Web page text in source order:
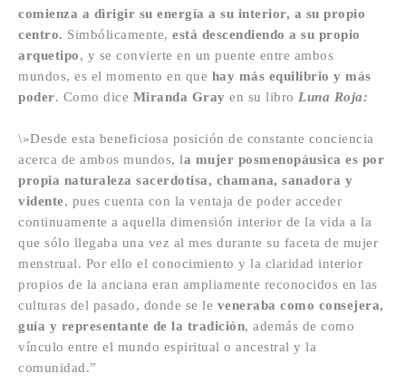
comienza a dirigir su energía a su interior, a su propio
centro. Simbólicamente, está descendiendo a su propio
arquetipo, y se convierte en un puente entre ambos
mundos, es el momento en que hay más equilibrio y más
poder. Como dice Miranda Gray en su libro Luna Roja:
\»Desde esta beneficiosa posición de constante conciencia
acerca de ambos mundos, la mujer posmenopáusica es por
propia naturaleza sacerdotisa, chamana, sanadora y
vidente, pues cuenta con la ventaja de poder acceder
continuamente a aquella dimensión interior de la vida a la
que sólo llegaba una vez al mes durante su faceta de mujer
menstrual. Por ello el conocimiento y la claridad interior
propios de la anciana eran ampliamente reconocidos en las
culturas del pasado, donde se le veneraba como consejera,
guía y representante de la tradición, además de como
vínculo entre el mundo espiritual o ancestral y la
comunidad.”